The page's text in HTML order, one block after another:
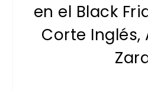
en el Black
Corte Inglés,